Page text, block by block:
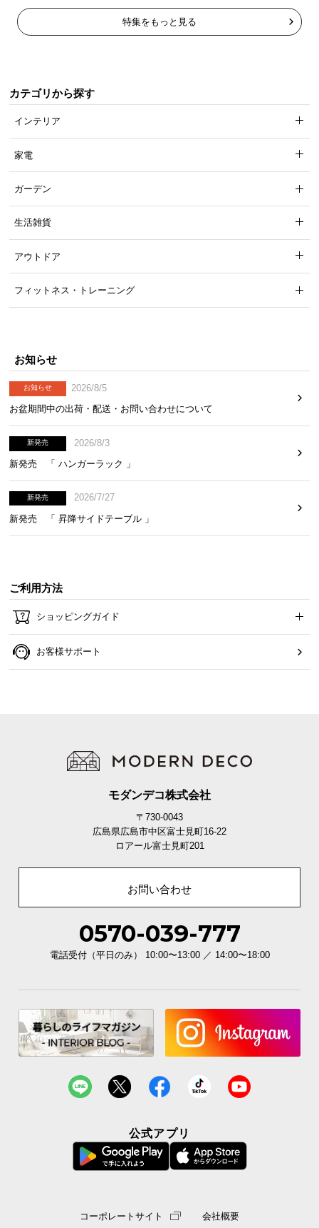
特集をもっと見る
カテゴリから探す
インテリア
家電
ガーデン
生活雑貨
アウトドア
フィットネス・トレーニング
お知らせ
お知らせ
2026/8/5
お盆期間中の出荷・配送・お問い合わせについて
新発売
2026/8/3
新発売 「 ハンガーラック 」
新発売
2026/7/27
新発売 「 昇降サイドテーブル 」
ご利用方法
ショッピングガイド
お客様サポート
モダンデコ株式会社
〒730-0043
広島県広島市中区富士見町16-22
ロアール富士見町201
お問い合わせ
0570-039-777
電話受付（平日のみ） 10:00〜13:00 ／ 14:00〜18:00
公式アプリ
コーポレートサイト 会社概要